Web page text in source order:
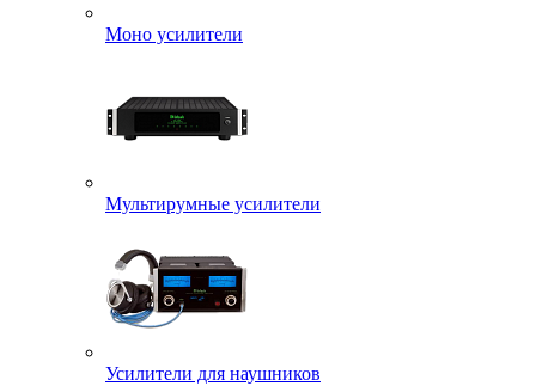
Моно усилители
Мультирумные усилители
Усилители для наушников